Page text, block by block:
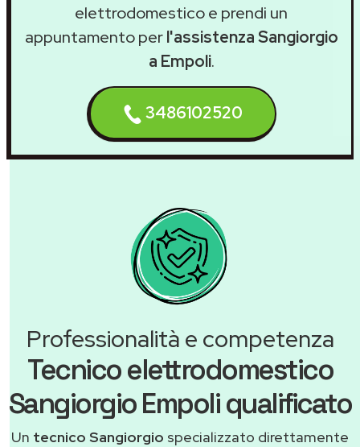
elettrodomestico e prendi un
appuntamento perl'assistenza Sangiorgio
a Empoli.
3486102520
Professionalità e competenza
Tecnico elettrodomestico
Sangiorgio Empoli qualificato
Un tecnico Sangiorgio specializzato direttamente